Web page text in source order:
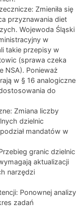
Zmieniła się
przyznawania diet
Wojewoda Śląski
w
takie przepisy w
(sprawa czeka
NSA). Ponieważ
w § 16 analogiczne
do
Zmiana liczby
dzielnic
mandatów w
granic dzielnic
aktualizacji
narzędzi
Ponownej analizy
zadań